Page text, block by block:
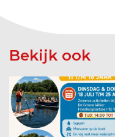
Bekijk ook